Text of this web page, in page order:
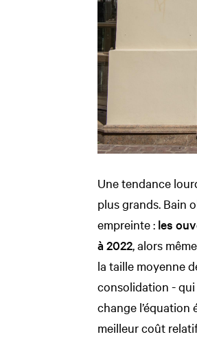
Une tendance
plus grands. Bain
empreinte : les
à 2022, alors
la taille moyenne
consolidation - qui
change l’équation
meilleur coût